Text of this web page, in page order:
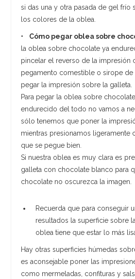
si das una y otra pasada de gel frío
los colores de la oblea.
• Cómo pegar oblea sobre
la oblea sobre chocolate ya
pincelar el reverso de la impresión
pegamento comestible o sirope de
pegar la impresión sobre la galleta.
Para pegar la oblea sobre
endurecido del todo no vamos a
sólo tenemos que poner la
mientras presionamos ligeramente
que se pegue bien.
Si nuestra oblea es muy clara es
galleta con chocolate blanco para
chocolate no oscurezca la imagen.
Recuerda que para conseguir
resultados la superficie sobre
oblea tiene que estar lo más
Hay otras superficies húmedas
es aconsejable poner las
como mermeladas, confituras y